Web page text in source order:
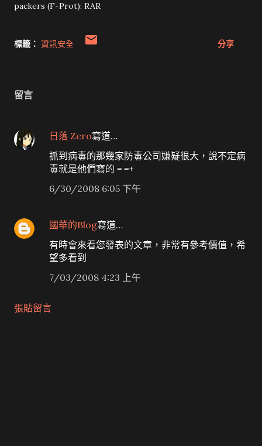
packers (F-Prot): RAR
標籤： 資訊安全 分享
留言
日落 Zero寫道…
抓到病毒的那幾家防毒公司嫌疑很大，說不定病
毒就是他們寫的 = =+
6/30/2008 6:05 下午
國華的Blog寫道…
有時會來看您發表的文章，非常有參考價值，希
望多看到
7/03/2008 4:23 上午
張貼留言